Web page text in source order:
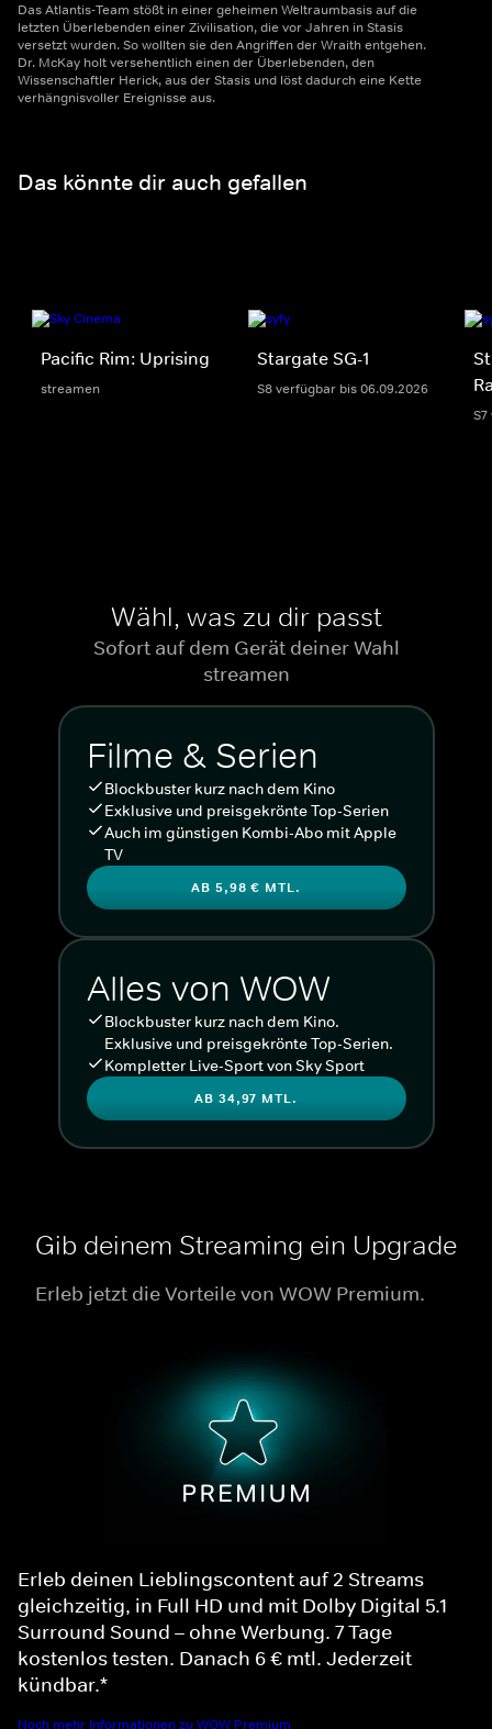
Das Atlantis-Team stößt in einer geheimen Weltraumbasis auf die
letzten Überlebenden einer Zivilisation, die vor Jahren in Stasis
versetzt wurden. So wollten sie den Angriffen der Wraith entgehen.
Dr. McKay holt versehentlich einen der Überlebenden, den
Wissenschaftler Herick, aus der Stasis und löst dadurch eine Kette
verhängnisvoller Ereignisse aus.
Das könnte dir auch gefallen
Pacific Rim: Uprising
streamen
Stargate SG-1
S8 verfügbar bis 06.09.2026
Wähl, was zu dir passt
Sofort auf dem Gerät deiner Wahl
streamen
Filme & Serien
Blockbuster kurz nach dem Kino
Exklusive und preisgekrönte Top-Serien
Auch im günstigen Kombi-Abo mit Apple
TV
AB 5,98 € MTL.
Alles von WOW
Blockbuster kurz nach dem Kino.
Exklusive und preisgekrönte Top-Serien.
Kompletter Live-Sport von Sky Sport
AB 34,97 MTL.
Gib deinem Streaming ein Upgrade
Erleb jetzt die Vorteile von WOW Premium.
Erleb deinen Lieblingscontent auf 2 Streams
gleichzeitig, in Full HD und mit Dolby Digital 5.1
Surround Sound – ohne Werbung. 7 Tage
kostenlos testen. Danach 6 € mtl. Jederzeit
kündbar.*
Noch mehr Informationen zu WOW Premium